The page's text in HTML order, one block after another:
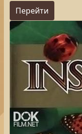
Перейти